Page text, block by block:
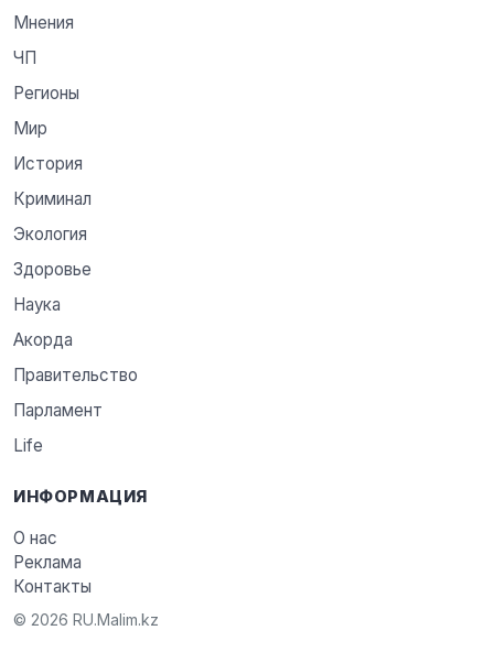
Мнения
ЧП
Регионы
Мир
История
Криминал
Экология
Здоровье
Наука
Акорда
Правительство
Парламент
Life
ИНФОРМАЦИЯ
О нас
Реклама
Контакты
© 2026 RU.Malim.kz